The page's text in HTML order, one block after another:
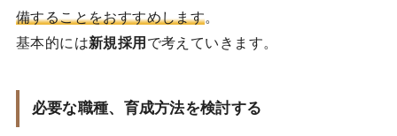
備することをおすすめします。
基本的には新規採用 で考えていきます。
必要な職種、育成方法を検討する